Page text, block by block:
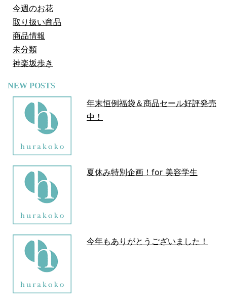
今週のお花
取り扱い商品
商品情報
未分類
神楽坂歩き
NEW POSTS
年末恒例福袋＆商品セール好評発売
中！
夏休み特別企画！for 美容学生
今年もありがとうございました！